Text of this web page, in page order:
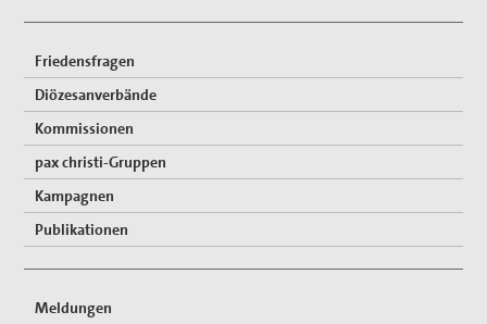
Friedensfragen
Diözesanverbände
Kommissionen
pax christi-Gruppen
Kampagnen
Publikationen
Meldungen